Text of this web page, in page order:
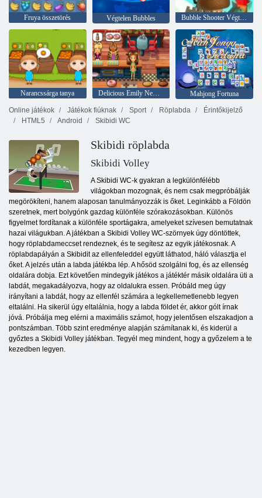
Fruya összetörés Végtelen Bubbles Bubble Shooter Végtelen
Narancssárga tanya Delicious Emily New Beginning
Mahjong Fortuna
Online játékok
Játékok fiúknak Sport Röplabda
Érintőkijelző
HTML5
Android Skibidi WC
Skibidi röplabda
Skibidi Volley
A Skibidi WC-k gyakran a legkülönfélébb
világokban mozognak, és nem csak megpróbálják
megörökíteni, hanem alaposan tanulmányozzák is őket. Leginkább a Földön
szeretnek, mert bolygónk gazdag különféle szórakozásokban. Különös
figyelmet fordítanak a különféle sportágakra, amelyeket szívesen bemutatnak
hazai világukban. A játékban a Skibidi Volley WC-szörnyek úgy döntöttek,
hogy röplabdameccset rendeznek, és te segítesz az egyik játékosnak. A
röplabdapályán a Skibidit az ellenfeleddel együtt láthatod, háló választja el
őket. A jelzés után a labda játékba lép. A hősöd szolgálni fog, és az ellenség
oldalára dobja. Ezt követően mindegyik játékos a játéktér másik oldalára üti a
labdát, megakadályozva, hogy az oldalukra essen. Próbáld meg úgy
irányítani a labdát, hogy az ellenfél számára a legkellemetlenebb legyen
eltalálni. Ha sikerül úgy eltalálnia, hogy a labda földet ér, akkor gólt írnak
jóvá. Próbálja meg elérni a maximális számot, hogy jelentősen elszakadjon a
pontszámban. Több szint eredménye alapján számítanak ki, és kiderül a
győztes a Skibidi Volley játékban. Tegyél meg mindent, hogy a győzelem a te
kezedben legyen.